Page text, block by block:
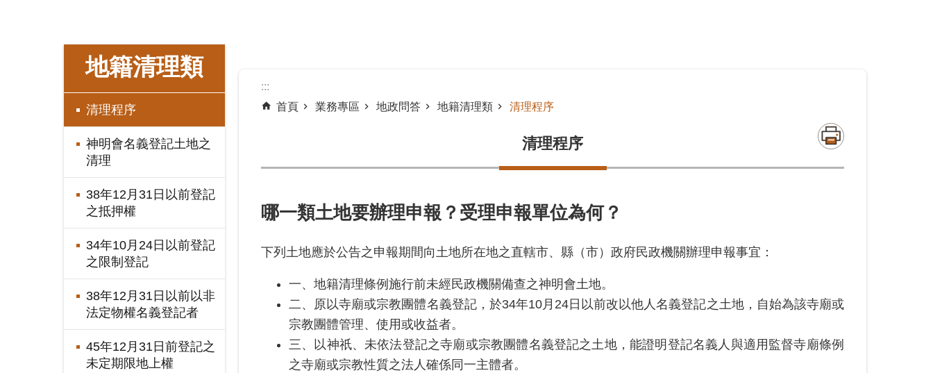
地籍清理類
清理程序
神明會名義登記土地之
清理
38年12月31日以前登記
之抵押權
34年10月24日以前登記
之限制登記
38年12月31日以前以非
法定物權名義登記者
45年12月31日前登記之
未定期限地上權
:::
首頁
業務專區 地政問答 地籍清理類 清理程序
清理程序
哪一類土地要辦理申報？受理申報單位為何？
下列土地應於公告之申報期間向土地所在地之直轄市、縣（市）政府民政機關辦理申報事宜：
一、地籍清理條例施行前未經民政機關備查之神明會土地。
二、原以寺廟或宗教團體名義登記，於34年10月24日以前改以他人名義登記之土地，自始為該寺廟或
宗教團體管理、使用或收益者。
三、以神祇、未依法登記之寺廟或宗教團體名義登記之土地，能證明登記名義人與適用監督寺廟條例
之寺廟或宗教性質之法人確係同一主體者。